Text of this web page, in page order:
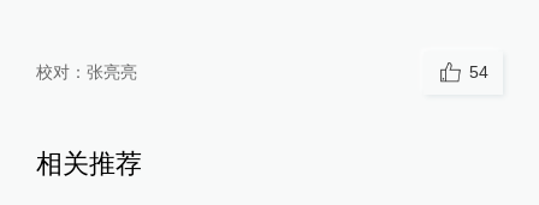
校对： 张亮亮 54
相关推荐